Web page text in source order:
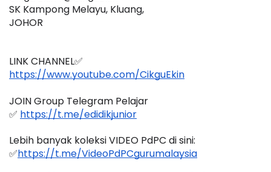
SK Kampong Melayu, Kluang,
JOHOR
LINK CHANNEL✅
https://www.youtube.com/CikguEkin
JOIN Group Telegram Pelajar
✅ https://t.me/edidikjunior
Lebih banyak koleksi VIDEO PdPC di sini:
✅https://t.me/VideoPdPCgurumalaysia